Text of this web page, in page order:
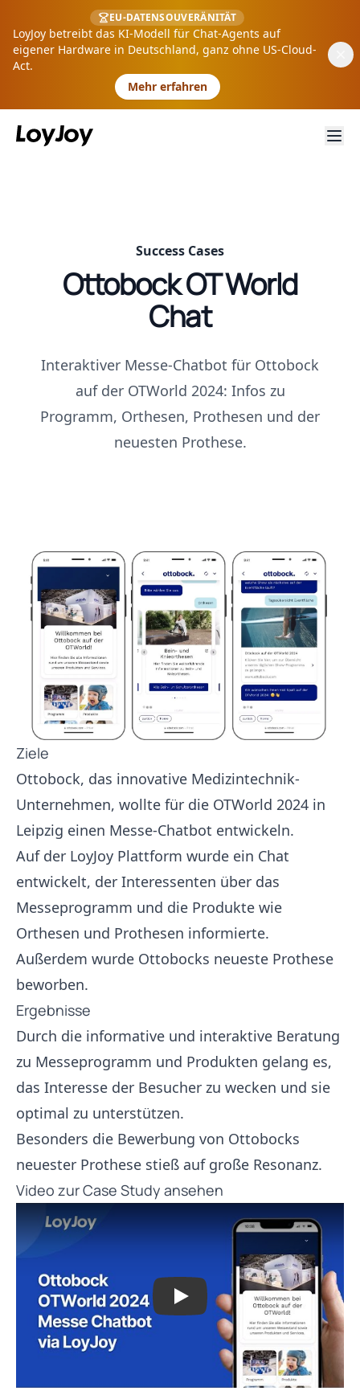
EU-DATENSOUVERÄNITÄT
LoyJoy betreibt das KI-Modell für Chat-Agents auf
eigener Hardware in Deutschland, ganz ohne US-Cloud-
Act.
Mehr erfahren
Success Cases
Ottobock OT World
Chat
Interaktiver Messe-Chatbot für Ottobock
auf der OTWorld 2024: Infos zu
Programm, Orthesen, Prothesen und der
neuesten Prothese.
Ziele
Ottobock, das innovative Medizintechnik-
Unternehmen, wollte für die OTWorld 2024 in
Leipzig einen Messe-Chatbot entwickeln.
Auf der LoyJoy Plattform wurde ein Chat
entwickelt, der Interessenten über das
Messeprogramm und die Produkte wie
Orthesen und Prothesen informierte.
Außerdem wurde Ottobocks neueste Prothese
beworben.
Ergebnisse
Durch die informative und interaktive Beratung
zu Messeprogramm und Produkten gelang es,
das Interesse der Besucher zu wecken und sie
optimal zu unterstützen.
Besonders die Bewerbung von Ottobocks
neuester Prothese stieß auf große Resonanz.
Video zur Case Study ansehen
Play